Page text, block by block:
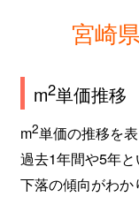
宮崎
m2単価推移
m2単価の推移を
過去1年間や5年
下落の傾向がわか